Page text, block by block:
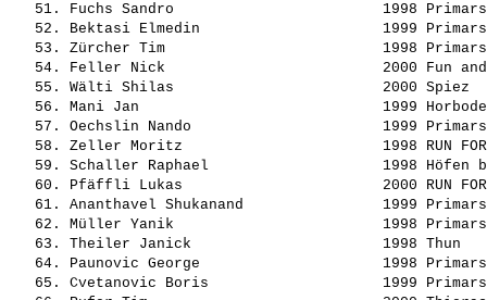
   51.
Fuchs Sandro
1998
   52.
Bektasi Elmedin
1999
   53.
Zürcher Tim
1998
   54.
Feller Nick
2000 Fun
   55.
Wälti Shilas
2000
   56.
Mani Jan
1999
   57.
Oechslin Nando
1999
   58.
Zeller Moritz
1998 RUN
   59.
Schaller Raphael
1998
   60.
Pfäffli Lukas
2000 RUN
   61.
Ananthavel Shukanand
1999
   62.
Müller Yanik
1998
   63.
Theiler Janick
1998
   64.
Paunovic George
1998
   65.
Cvetanovic Boris
1999